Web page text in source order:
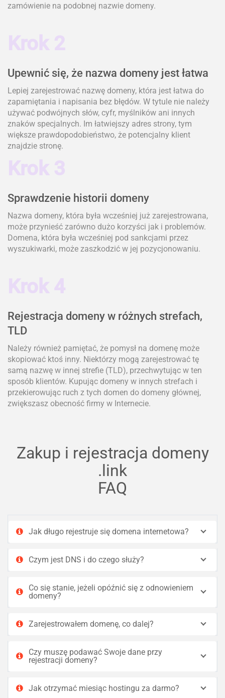
zamówienie na podobnej nazwie domeny.
Krok 2
Upewnić się, że nazwa domeny jest łatwa
Lepiej zarejestrować nazwę domeny, która jest łatwa do
zapamiętania i napisania bez błędów. W tytule nie należy
używać podwójnych słów, cyfr, myślników ani innych
znaków specjalnych. Im łatwiejszy adres strony, tym
większe prawdopodobieństwo, że potencjalny klient
znajdzie stronę.
Krok 3
Sprawdzenie historii domeny
Nazwa domeny, która była wcześniej już zarejestrowana,
może przynieść zarówno dużo korzyści jak i problemów.
Domena, która była wcześniej pod sankcjami przez
wyszukiwarki, może zaszkodzić w jej pozycjonowaniu.
Krok 4
Rejestracja domeny w różnych strefach,
TLD
Należy również pamiętać, że pomysł na domenę może
skopiować ktoś inny. Niektórzy mogą zarejestrować tę
samą nazwę w innej strefie (TLD), przechwytując w ten
sposób klientów. Kupując domeny w innych strefach i
przekierowując ruch z tych domen do domeny głównej,
zwiększasz obecność firmy w Internecie.
Zakup i rejestracja domeny
.link
FAQ
Jak długo rejestruje się domena internetowa?
Czym jest DNS i do czego służy?
Co się stanie, jeżeli opóźnić się z odnowieniem
domeny?
Zarejestrowałem domenę, co dalej?
Czy muszę podawać Swoje dane przy
rejestracji domeny?
Jak otrzymać miesiąc hostingu za darmo?